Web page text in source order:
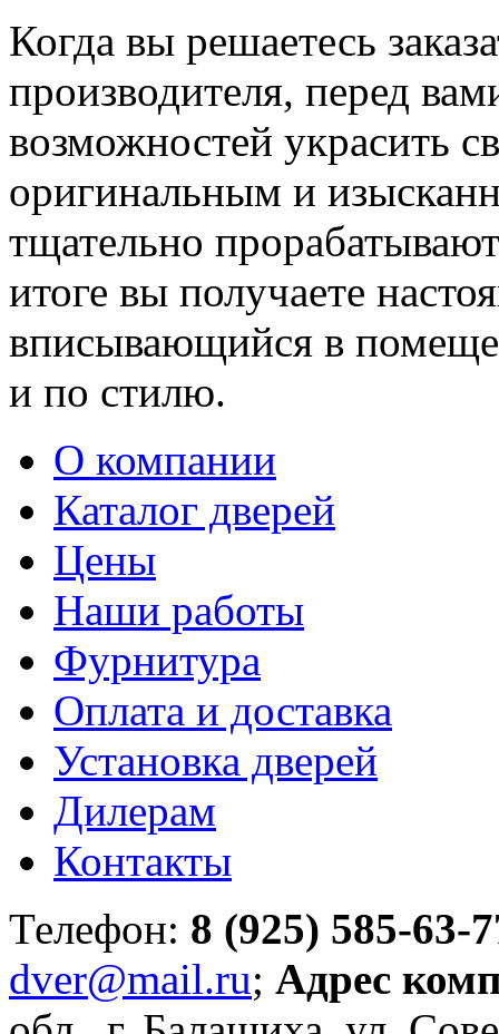
Когда вы решаетесь
производителя, перед
возможностей украсить
оригинальным и
тщательно
итоге вы получаете
вписывающийся в
и по стилю.
О компании
Каталог дверей
Цены
Наши работы
Фурнитура
Оплата и доставка
Установка дверей
Дилерам
Контакты
Телефон: 8 (925) 585-63-
dver@mail.ru; Адрес